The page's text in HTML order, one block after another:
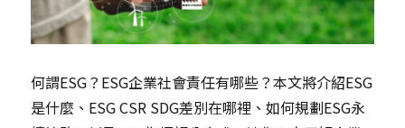
何謂ESG？ESG企業社會責任有哪些？本文將介紹ESG
是什麼、ESG CSR SDG差別在哪裡、如何規劃ESG永